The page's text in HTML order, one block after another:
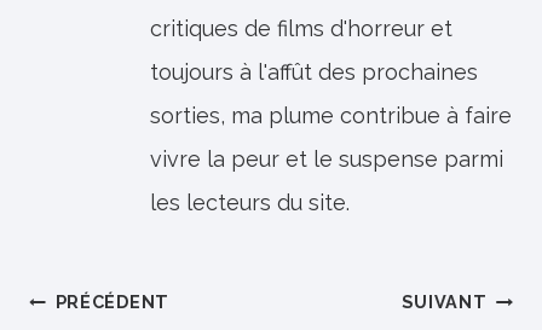
critiques de films d'horreur et
toujours à l'affût des prochaines
sorties, ma plume contribue à faire
vivre la peur et le suspense parmi
les lecteurs du site.
Navigation
PRÉCÉDENT SUIVANT